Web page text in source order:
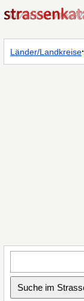
Länder/Landkreise·